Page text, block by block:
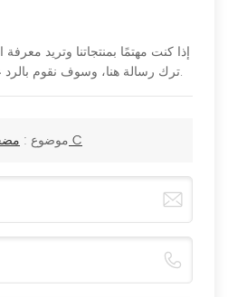
إذا كنت مهتمًا بمنتجاتنا وتريد
ترك رسالة هنا، وسوف نقوم بالرد عليك في أقرب وقت ممكن.
موضوع :مضخة غاطسة للقطع سلسلة C